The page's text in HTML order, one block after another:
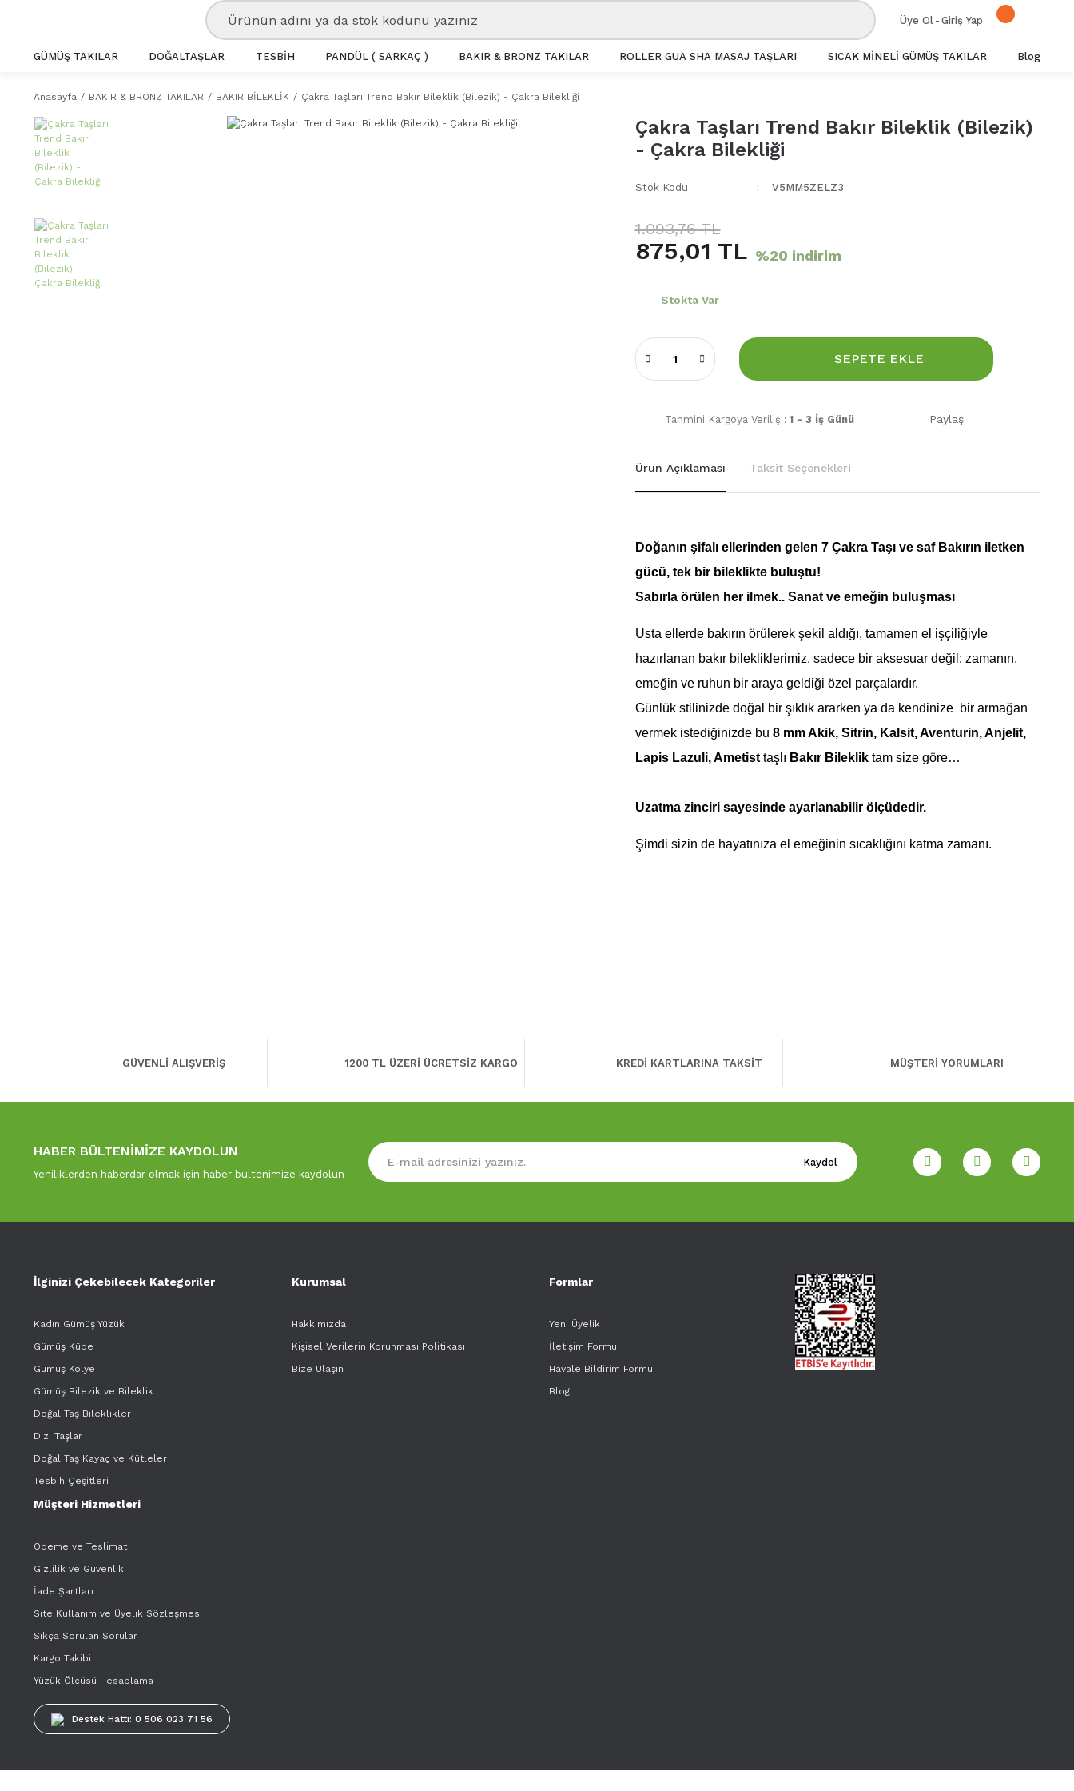
Üye Ol - Giriş Yap
GÜMÜŞ TAKILAR DOĞALTAŞLAR TESBİH PANDÜL ( SARKAÇ ) BAKIR & BRONZ TAKILAR ROLLER GUA SHA MASAJ TAŞLARI SICAK MİNELİ GÜMÜŞ TAKILAR Blog
Anasayfa BAKIR & BRONZ TAKILAR BAKIR BİLEKLİK Çakra Taşları Trend Bakır Bileklik (Bilezik) - Çakra Bilekliği
Çakra Taşları Trend Bakır Bileklik (Bilezik)
- Çakra Bilekliği
Stok Kodu V5MM5ZELZ3
1.093,76 TL
875,01 TL %20 indirim
Stokta Var
SEPETE EKLE
Tahmini Kargoya Veriliş : 1 - 3 İş Günü Paylaş
Ürün Açıklaması Taksit Seçenekleri
​Doğanın şifalı ellerinden gelen 7 Çakra Taşı ve saf Bakırın iletken
gücü, tek bir bileklikte buluştu!
Sabırla örülen her ilmek.. Sanat ve emeğin buluşması
Usta ellerde bakırın örülerek şekil aldığı, tamamen el işçiliğiyle
hazırlanan bakır bilekliklerimiz, sadece bir aksesuar değil; zamanın,
emeğin ve ruhun bir araya geldiği özel parçalardır.
Günlük stilinizde doğal bir şıklık ararken ya da kendinize bir armağan
vermek istediğinizde bu 8 mm Akik, Sitrin, Kalsit, Aventurin, Anjelit,
Lapis Lazuli, Ametist taşlı Bakır Bilekliktam size göre…
Uzatma zinciri sayesinde ayarlanabilir ölçüdedir.
Şimdi sizin de hayatınıza el emeğinin sıcaklığını katma zamanı.
GÜVENLİ ALIŞVERİŞ 1200 TL ÜZERİ ÜCRETSİZ KARGO KREDİ KARTLARINA TAKSİT MÜŞTERİ YORUMLARI
HABER BÜLTENİMİZE KAYDOLUN
Yeniliklerden haberdar olmak için haber bültenimize kaydolun
Kaydol
İlginizi Çekebilecek Kategoriler
Kadın Gümüş Yüzük
Gümüş Küpe
Gümüş Kolye
Gümüş Bilezik ve Bileklik
Doğal Taş Bileklikler
Dizi Taşlar
Doğal Taş Kayaç ve Kütleler
Tesbih Çeşitleri
Kurumsal
Hakkımızda
Kişisel Verilerin Korunması Politikası
Bize Ulaşın
Formlar
Yeni Üyelik
İletişim Formu
Havale Bildirim Formu
Blog
Müşteri Hizmetleri
Ödeme ve Teslimat
Gizlilik ve Güvenlik
İade Şartları
Site Kullanım ve Üyelik Sözleşmesi
Sıkça Sorulan Sorular
Kargo Takibi
Yüzük Ölçüsü Hesaplama
Destek Hattı: 0 506 023 71 56